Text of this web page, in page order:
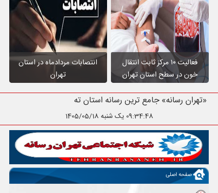
فعالیت ۱۰ مرکز ثابت انتقال
خون در سطح استان تهران
انتصابات مردادماه در استان
تهران
«تهران رسانه» جامع ترین رسانه استان تهران
09:34:49 یک شنبه 1405/05/18
صفحه اصلی